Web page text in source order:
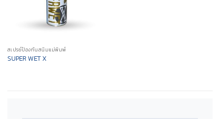
สเปรย์ป้องกันสนิมแม่พิมพ์
SUPER WET X